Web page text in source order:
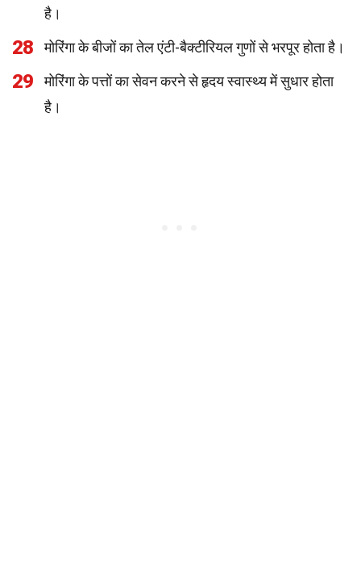
है।
28 मोरिंगा के बीजों का तेल एंटी-बैक्टीरियल गुणों से भरपूर होता है।
29
मोरिंगा के पत्तों का सेवन करने से हृदय स्वास्थ्य में सुधार होता
है।